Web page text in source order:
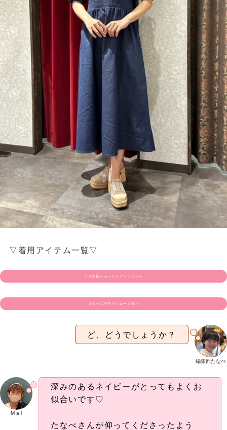
▽着用アイテム一覧▽
フリル袖シャーリングワンピース
スタッズデザインレースサボ
編集部たなべ
ど、どうでしょうか？
M a i
深みのあるネイビーがとってもよくお
似合いです♡
たなべさんが仰ってくださったよう